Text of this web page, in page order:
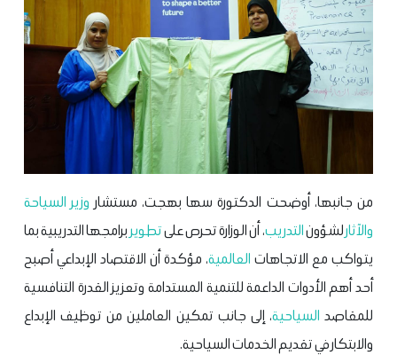
من جانبها، أوضحت الدكتورة سها بهجت، مستشار وزير السياحة
والآثارلشؤونالتدريب، أن الوزارة تحرص علىتطويربرامجها التدريبية بما
يتواكب مع الاتجاهات العالمية، مؤكدة أن الاقتصاد الإبداعي أصبح
أحد أهم الأدوات الداعمة للتنمية المستدامة وتعزيز القدرة التنافسية
للمقاصد السياحية، إلى جانب تمكين العاملين من توظيف الإبداع
والابتكار في تقديم الخدمات السياحية.